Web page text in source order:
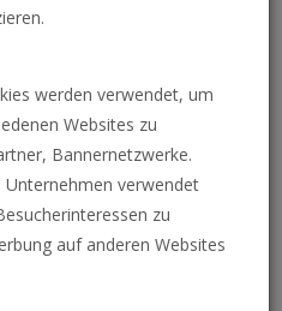
hat für den
und
werden verwendet, um
Websites zu
Bannernetzwerke.
verwendet
zu
auf anderen Websites